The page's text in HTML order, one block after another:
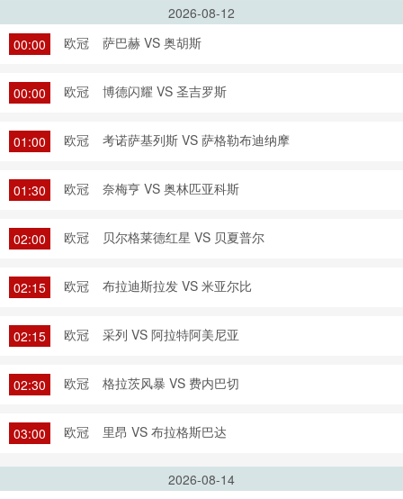
2026-08-12
00:00
欧冠 萨巴赫 VS 奥胡斯
00:00 欧冠 博德闪耀 VS 圣吉罗斯
01:00 欧冠 考诺萨基列斯 VS 萨格勒布迪纳摩
01:30 欧冠 奈梅亨 VS 奥林匹亚科斯
02:00 欧冠 贝尔格莱德红星 VS 贝夏普尔
02:15 欧冠 布拉迪斯拉发 VS 米亚尔比
02:15 欧冠 采列 VS 阿拉特阿美尼亚
02:30 欧冠 格拉茨风暴 VS 费内巴切
03:00 欧冠 里昂 VS 布拉格斯巴达
2026-08-14